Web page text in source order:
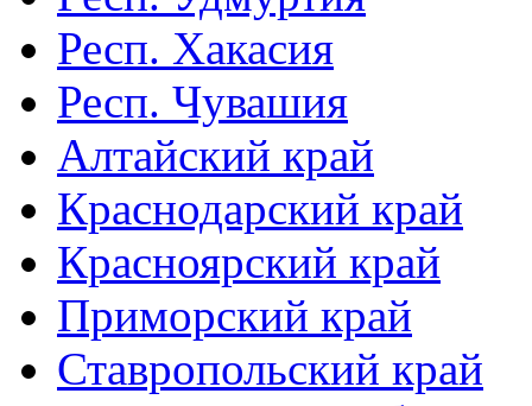
Респ. Хакасия
Респ. Чувашия
Алтайский край
Краснодарский край
Красноярский край
Приморский край
Ставропольский край